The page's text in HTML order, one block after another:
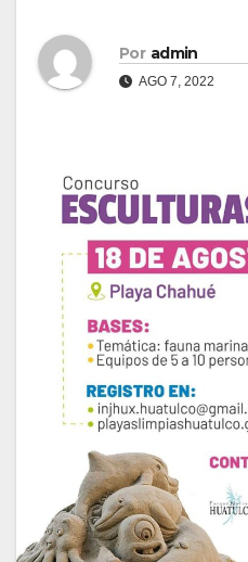
Por admin
AGO 7, 2022